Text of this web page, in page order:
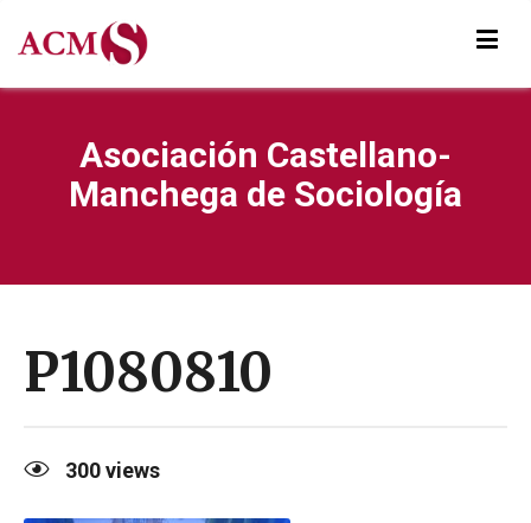
Asociación Castellano-
Manchega de Sociología
P1080810
300views